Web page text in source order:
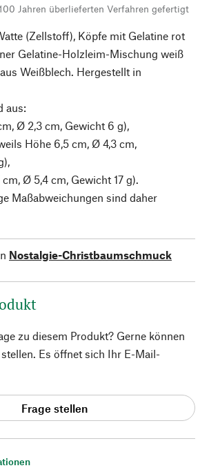
Jahren überlieferten Verfahren gefertigt
(Zellstoff), Köpfe mit Gelatine rot
Gelatine-Holzleim-Mischung weiß
Weißblech. Hergestellt in
aus:
Ø 2,3 cm, Gewicht 6 g),
Höhe 6,5 cm, Ø 4,3 cm,
cm, Ø 5,4 cm, Gewicht 17 g).
Maßabweichungen sind daher
Nostalgie-Christbaumschmuck
zu diesem Produkt? Gerne können
Es öffnet sich Ihr E-Mail-
Frage stellen